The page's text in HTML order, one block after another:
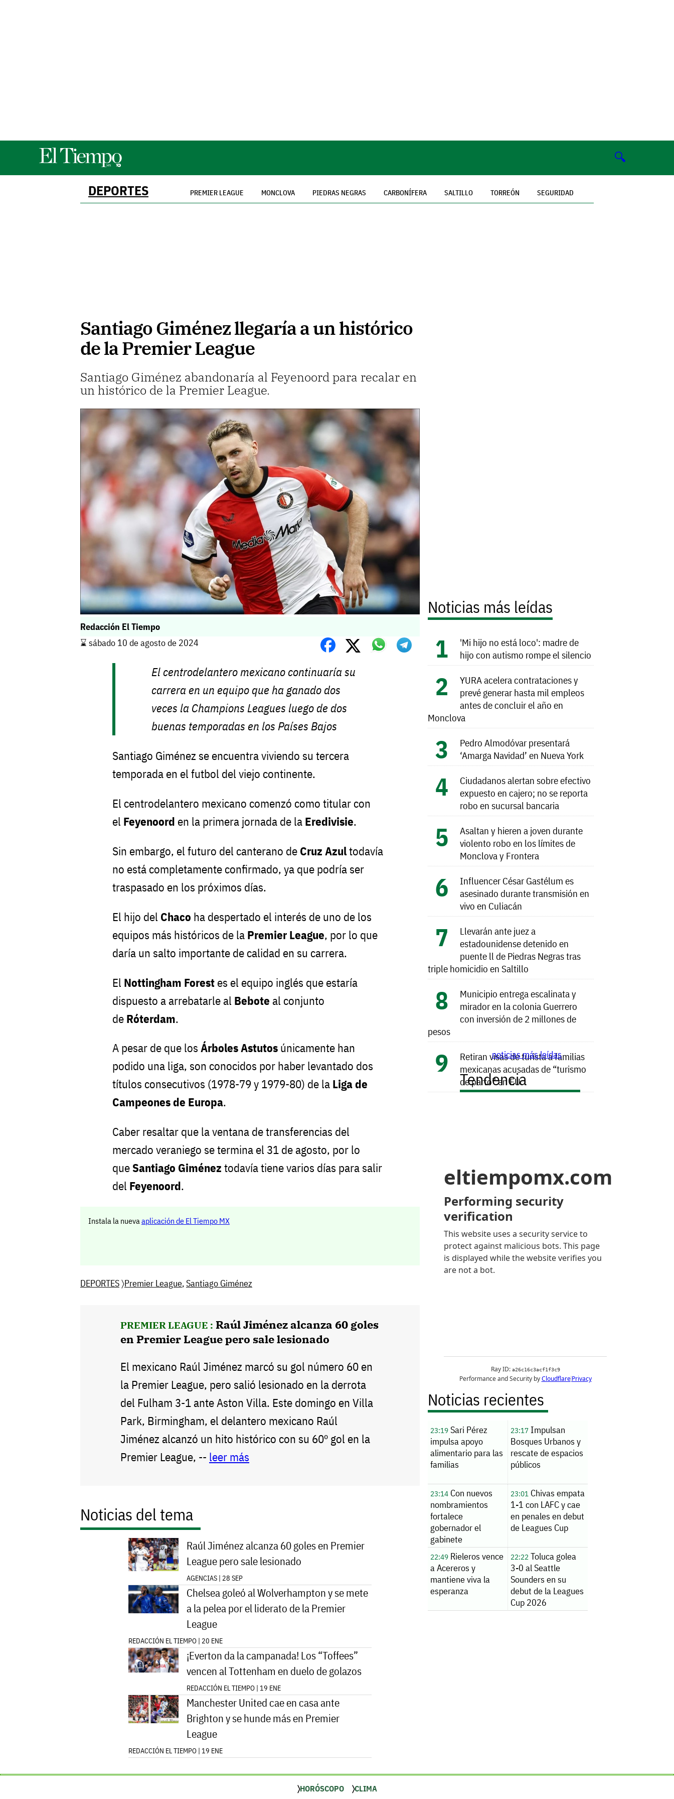
🔍
DEPORTES PREMIER LEAGUE MONCLOVA PIEDRAS NEGRAS CARBONÍFERA SALTILLO TORREÓN SEGURIDAD
Santiago Giménez llegaría a un histórico
de la Premier League
Santiago Giménez abandonaría al Feyenoord para recalar en
un histórico de la Premier League.
Redacción El Tiempo
⌛️ sábado 10 de agosto de 2024
El centrodelantero mexicano continuaría su
carrera en un equipo que ha ganado dos
veces la Champions Leagues luego de dos
buenas temporadas en los Países Bajos
Santiago Giménez se encuentra viviendo su tercera
temporada en el futbol del viejo continente.
El centrodelantero mexicano comenzó como titular con
el Feyenoord en la primera jornada de la Eredivisie.
Sin embargo, el futuro del canterano de Cruz Azultodavía
no está completamente confirmado, ya que podría ser
traspasado en los próximos días.
El hijo del Chaco ha despertado el interés de uno de los
equipos más históricos de la Premier League, por lo que
daría un salto importante de calidad en su carrera.
El Nottingham Forest es el equipo inglés que estaría
dispuesto a arrebatarle al Bebote al conjunto
de Róterdam.
A pesar de que los Árboles Astutos únicamente han
podido una liga, son conocidos por haber levantado dos
títulos consecutivos (1978-79 y 1979-80) de la Liga de
Campeones de Europa.
Caber resaltar que la ventana de transferencias del
mercado veraniego se termina el 31 de agosto, por lo
queSantiago Giménez todavía tiene varios días para salir
del Feyenoord.
Instala la nuevaaplicación de El Tiempo MX
DEPORTES〉Premier League, Santiago Giménez
PREMIER LEAGUE : Raúl Jiménez alcanza 60 goles
en Premier League pero sale lesionado
El mexicano Raúl Jiménez marcó su gol número 60 en
la Premier League, pero salió lesionado en la derrota
del Fulham 3-1 ante Aston Villa. Este domingo en Villa
Park, Birmingham, el delantero mexicano Raúl
Jiménez alcanzó un hito histórico con su 60º gol en la
Premier League, -- leer más
Noticias del tema
Raúl Jiménez alcanza 60 goles en Premier
League pero sale lesionado
AGENCIAS | 28 SEP
Chelsea goleó al Wolverhampton y se mete
a la pelea por el liderato de la Premier
League
REDACCIÓN EL TIEMPO | 20 ENE
¡Everton da la campanada! Los “Toffees”
vencen al Tottenham en duelo de golazos
REDACCIÓN EL TIEMPO | 19 ENE
Manchester United cae en casa ante
Brighton y se hunde más en Premier
League
REDACCIÓN EL TIEMPO | 19 ENE
Noticias más leídas
'Mi hijo no está loco': madre de
hijo con autismo rompe el silencio
YURA acelera contrataciones y
prevé generar hasta mil empleos
antes de concluir el año en
Monclova
Pedro Almodóvar presentará
‘Amarga Navidad’ en Nueva York
Ciudadanos alertan sobre efectivo
expuesto en cajero; no se reporta
robo en sucursal bancaria
Asaltan y hieren a joven durante
violento robo en los límites de
Monclova y Frontera
Influencer César Gastélum es
asesinado durante transmisión en
vivo en Culiacán
Llevarán ante juez a
estadounidense detenido en
puente ll de Piedras Negras tras
triple homicidio en Saltillo
Municipio entrega escalinata y
mirador en la colonia Guerrero
con inversión de 2 millones de
pesos
Retiran visas de turista a familias
mexicanas acusadas de “turismo
de parto” en EU
noticias más leídas
Tendencia
Noticias recientes
23:19 Sari Pérez
impulsa apoyo
alimentario para las
familias
23:17Impulsan
Bosques Urbanos y
rescate de espacios
públicos
23:14 Con nuevos
nombramientos
fortalece
gobernador el
gabinete
23:01Chivas empata
1-1 con LAFC y cae
en penales en debut
de Leagues Cup
22:49 Rieleros vence
a Acereros y
mantiene viva la
esperanza
22:22Toluca golea
3-0 al Seattle
Sounders en su
debut de la Leagues
Cup 2026
HORÓSCOPO CLIMA